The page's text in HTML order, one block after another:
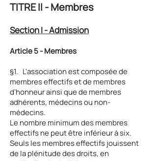
TITRE II - Membres
Section I - Admission
Article 5 - Membres
§1. L'association est composée de
membres effectifs et de membres
d'honneur ainsi que de membres
adhérents, médecins ou non-
médecins.
Le nombre minimum des membres
effectifs ne peut être inférieur à six.
Seuls les membres effectifs jouissent
de la plénitude des droits, en